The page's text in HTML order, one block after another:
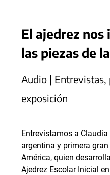
El ajedrez
las piezas de
Audio | Entrevistas,
exposición
Entrevistamos a
argentina y primera
América, quien
Ajedrez Escolar Inicial